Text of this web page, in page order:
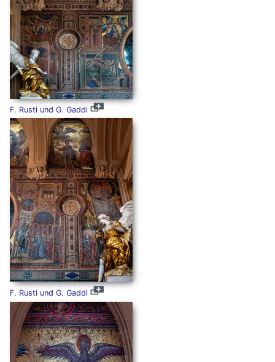
F. Rusti und G. Gaddi
F. Rusti und G. Gaddi